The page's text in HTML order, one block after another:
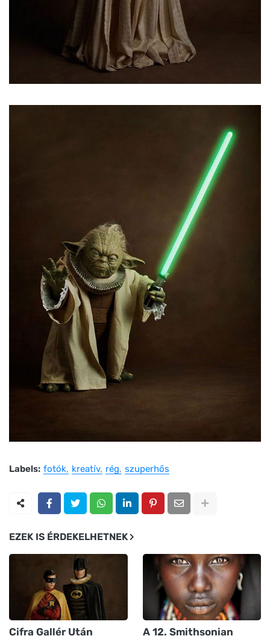
Labels: fotók kreatív rég szuperhős
EZEK IS ÉRDEKELHETNEK
Cifra Gallér Után A 12. Smithsonian